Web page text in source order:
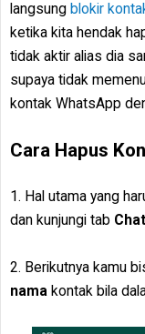
langsung blokir
ketika kita hendak
tidak aktir alias dia
supaya tidak
kontak WhatsApp
Cara Hapus
1. Hal utama yang
dan kunjungi tab Chat
2. Berikutnya kamu
nama kontak bila